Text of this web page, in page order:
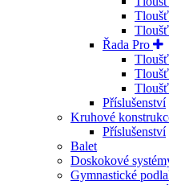
Řada Pro
Příslušenství
Kruhové
Příslušenství
Balet
Doskokové
Gymnastické